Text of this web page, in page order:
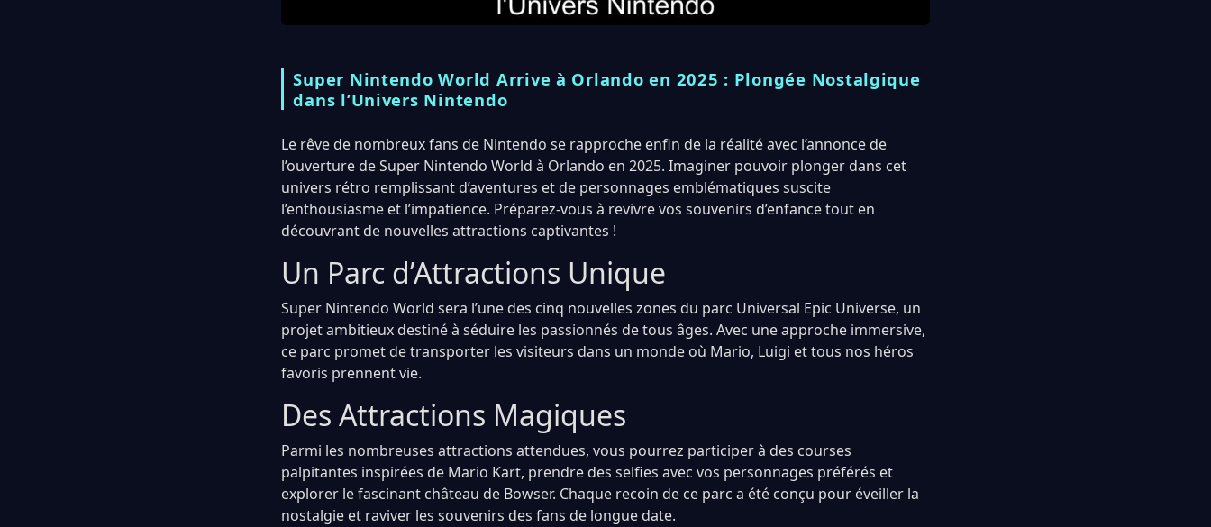
Super Nintendo World Arrive à Orlando en 2025 : Plongée Nostalgique
dans l’Univers Nintendo
Le rêve de nombreux fans de Nintendo se rapproche enfin de la réalité avec l’annonce de
l’ouverture de Super Nintendo World à Orlando en 2025. Imaginer pouvoir plonger dans cet
univers rétro remplissant d’aventures et de personnages emblématiques suscite
l’enthousiasme et l’impatience. Préparez-vous à revivre vos souvenirs d’enfance tout en
découvrant de nouvelles attractions captivantes !
Un Parc d’Attractions Unique
Super Nintendo World sera l’une des cinq nouvelles zones du parc Universal Epic Universe, un
projet ambitieux destiné à séduire les passionnés de tous âges. Avec une approche immersive,
ce parc promet de transporter les visiteurs dans un monde où Mario, Luigi et tous nos héros
favoris prennent vie.
Des Attractions Magiques
Parmi les nombreuses attractions attendues, vous pourrez participer à des courses
palpitantes inspirées de Mario Kart, prendre des selfies avec vos personnages préférés et
explorer le fascinant château de Bowser. Chaque recoin de ce parc a été conçu pour éveiller la
nostalgie et raviver les souvenirs des fans de longue date.